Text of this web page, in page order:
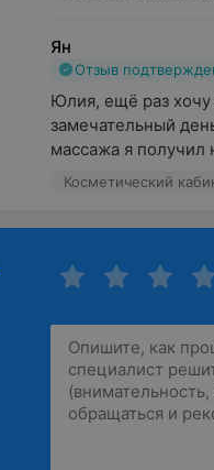
Ян
Отзыв
Юлия, ещё раз хочу
замечательный
массажа я получил
Косметический